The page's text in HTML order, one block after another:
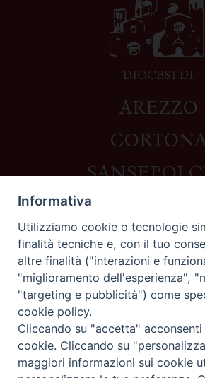
DIOCESI DI
AREZZO
Contatti
Piazza del Duomo,1 - 52100
segreteria@diocesi.arezzo.it
Informativa privacy
Informativa
Utilizziamo cookie o tecnologie
finalità tecniche e, con il tuo
altre finalità ("interazioni e
"miglioramento dell'esperienza",
"targeting e pubblicità") come
cookie policy.
Cliccando su "accetta"
cookie. Cliccando su
maggiori informazioni sui cookie